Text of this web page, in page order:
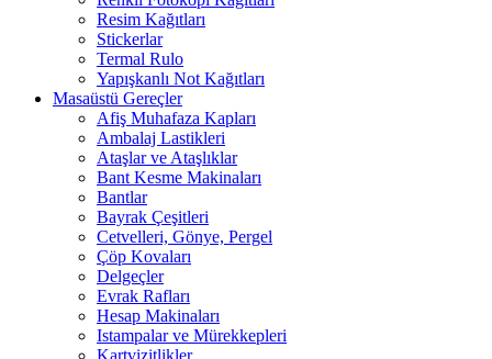
Resim Kağıtları
Stickerlar
Termal Rulo
Yapışkanlı Not Kağıtları
Masaüstü Gereçler
Afiş Muhafaza Kapları
Ambalaj Lastikleri
Ataşlar ve Ataşlıklar
Bant Kesme Makinaları
Bantlar
Bayrak Çeşitleri
Cetvelleri, Gönye, Pergel
Çöp Kovaları
Delgeçler
Evrak Rafları
Hesap Makinaları
Istampalar ve Mürekkepleri
Kartvizitlikler